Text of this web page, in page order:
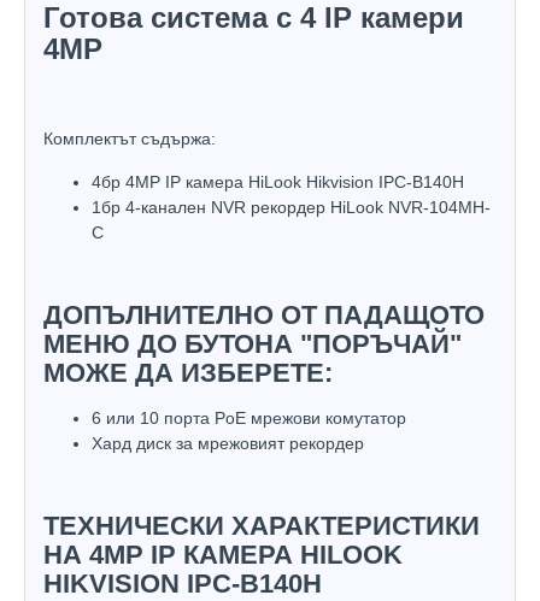
Готова система с 4 IP камери
4MP
Комплектът съдържа:
4бр 4MP IP камера HiLook Hikvision IPC-B140H
1бр 4-канален NVR рекордер HiLook NVR-104MH-
C
ДОПЪЛНИТЕЛНО ОТ ПАДАЩОТО
МЕНЮ ДО БУТОНА "ПОРЪЧАЙ"
МОЖЕ ДА ИЗБЕРЕТЕ:
6 или 10 порта PoE мрежови комутатор
Хард диск за мрежовият рекордер
ТЕХНИЧЕСКИ ХАРАКТЕРИСТИКИ
НА 4MP IP КАМЕРА HILOOK
HIKVISION IPC-B140H